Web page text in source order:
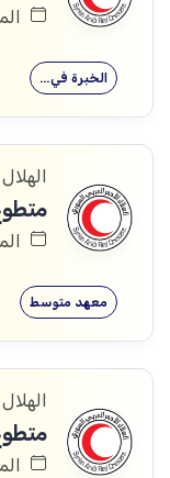
الخبرة في…
معهد متوسط